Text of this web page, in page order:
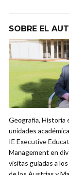
SOBRE EL
Geografía, Historia
unidades
IE Executive
Management en
visitas guiadas a